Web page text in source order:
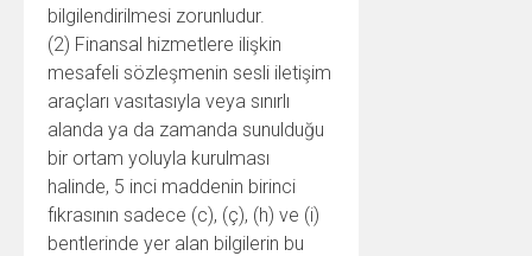
bilgilendirilmesi zorunludur.
(2) Finansal hizmetlere ilişkin
mesafeli sözleşmenin sesli iletişim
araçları vasıtasıyla veya sınırlı
alanda ya da zamanda sunulduğu
bir ortam yoluyla kurulması
halinde, 5 inci maddenin birinci
fıkrasının sadece (c), (ç), (h) ve (i)
bentlerinde yer alan bilgilerin bu